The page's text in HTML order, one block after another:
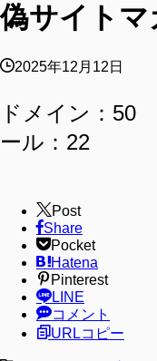
偽サイト
2025年12月12日
ドメイン：
ール：22
Post
Share
Pocket
Hatena
Pinterest
LINE
コメント
URLコピー